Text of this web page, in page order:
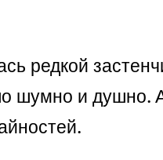
редкой
шумно и